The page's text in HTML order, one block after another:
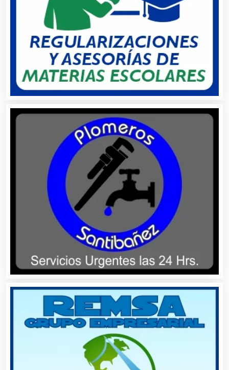
Alta Costura
Aluminio
Análisis Clínicos
Análisis de Aguas
Animadores de Eventos
Aparatos y Equipos Eléctricos
Arquitectos